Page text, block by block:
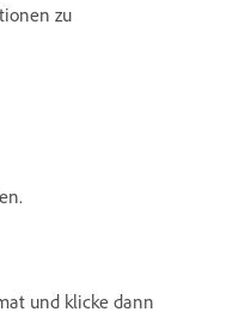
zu
und klicke dann